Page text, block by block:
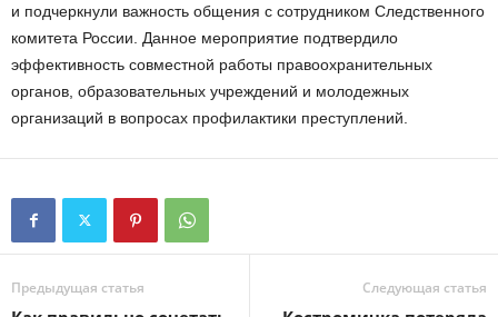
и подчеркнули важность общения с сотрудником Следственного
комитета России. Данное мероприятие подтвердило
эффективность совместной работы правоохранительных
органов, образовательных учреждений и молодежных
организаций в вопросах профилактики преступлений.
Предыдущая статья Следующая статья